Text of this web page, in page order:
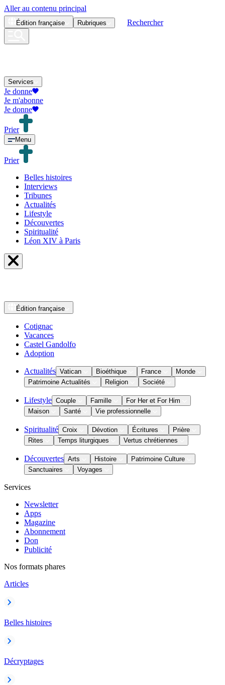
Aller au contenu principal
Édition française Rubriques Rechercher
Services
Je donne
Je m'abonne
Je donne
Prier
Menu
Prier
Belles histoires
Interviews
Tribunes
Actualités
Lifestyle
Découvertes
Spiritualité
Léon XIV à Paris
Édition française
Cotignac
Vacances
Castel Gandolfo
Adoption
Actualités Vatican Bioéthique France
Monde
Patrimoine Actualités
Religion Société
Lifestyle Couple Famille
For Her et For Him
Maison
Santé Vie professionnelle
Spiritualité Croix Dévotion Écritures
Prière
Rites
Temps liturgiques Vertus chrétiennes
Découvertes Arts Histoire
Patrimoine Culture
Sanctuaires
Voyages
Services
Newsletter
Apps
Magazine
Abonnement
Don
Publicité
Nos formats phares
Articles
Belles histoires
Décryptages